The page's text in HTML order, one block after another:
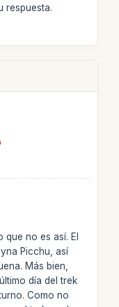
respuesta.
no es así. El
Picchu, así
Más bien,
día del trek
Como no